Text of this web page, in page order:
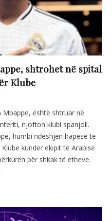
shtrohet në spital
Klube
Mbappe, është shtruar në
njofton klubi spanjoll.
humbi ndeshjen hapëse të
kundër ekipit të Arabisë
për shkak të etheve.